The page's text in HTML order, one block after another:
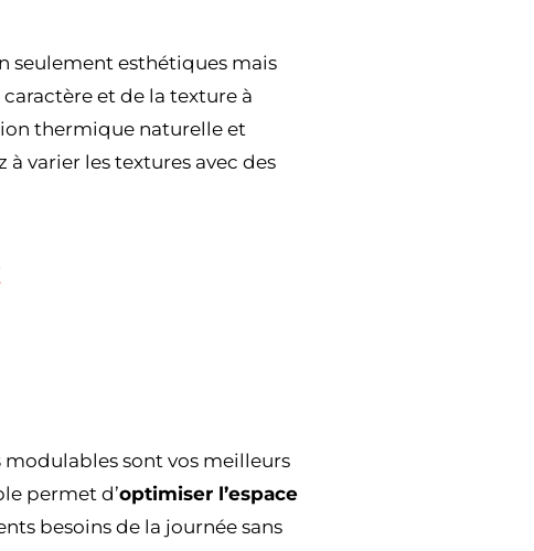
seulement esthétiques mais
et de la texture à
thermique naturelle et
varier les textures avec des
modulables sont vos meilleurs
permet d’optimiser l’espace
besoins de la journée sans